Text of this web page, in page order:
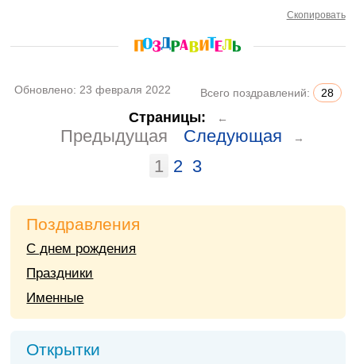
Скопировать
Обновлено: 23 февраля 2022 Всего поздравлений: 28
Страницы: ←
Предыдущая Следующая →
1 2 3
Поздравления
С днем рождения
Праздники
Именные
Открытки